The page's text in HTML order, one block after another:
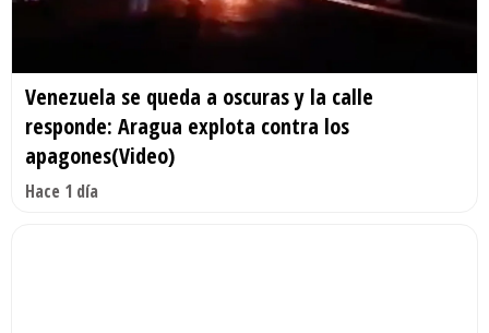
Venezuela se queda a oscuras y la calle
responde: Aragua explota contra los
apagones(Video)
Hace 1 día